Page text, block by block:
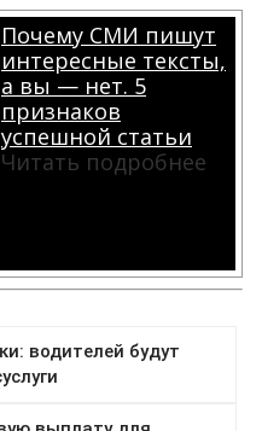
Почему СМИ пишут
интересные тексты,
а вы — нет. 5
признаков
успешной статьи
Читать подробнее